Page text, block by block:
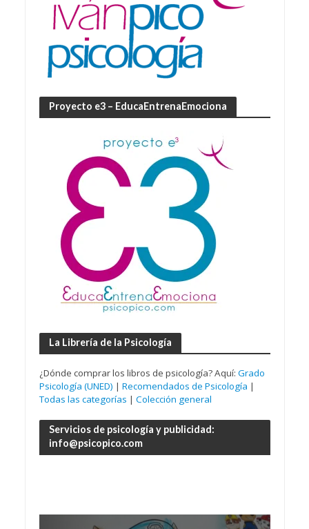
Proyecto e3 – EducaEntrenaEmociona
La Librería de la Psicología
¿Dónde comprar los libros de psicología? Aquí: Grado
Psicología (UNED) | Recomendados de Psicología |
Todas las categorías | Colección general
Servicios de psicología y publicidad:
info@psicopico.com